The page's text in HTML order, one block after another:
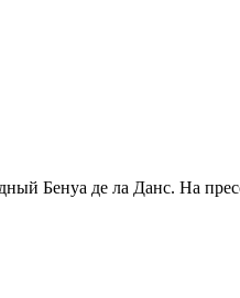
Бенуа де ла Данс. На